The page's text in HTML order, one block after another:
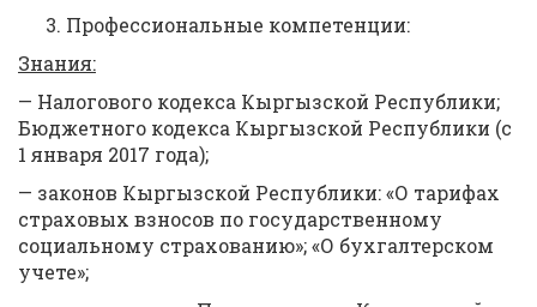
Профессиональные компетенции:
Знания:
— Налогового кодекса Кыргызской Республики;
Бюджетного кодекса Кыргызской Республики (с
1 января 2017 года);
— законов Кыргызской Республики: «О тарифах
страховых взносов по государственному
социальному страхованию»; «О бухгалтерском
учете»;